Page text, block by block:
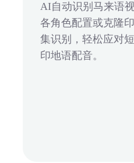
AI自动识别马来语
各角色配置或克隆
集识别，轻松应对
印地语配音。